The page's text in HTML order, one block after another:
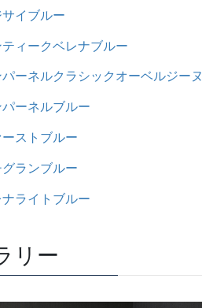
サイブルー
ティークベレナブルー
パーネルクラシックオーベルジーヌ
パーネルブルー
ーストブルー
グランブルー
ライトブルー
リー